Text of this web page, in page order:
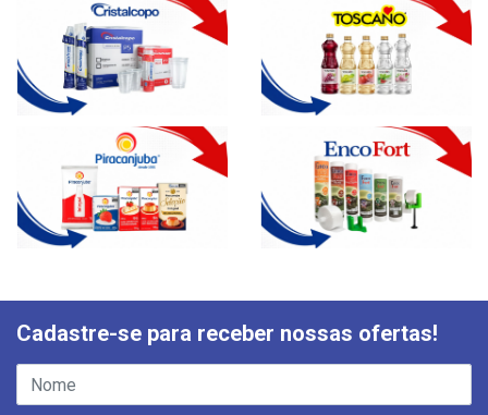
Cadastre-se para receber nossas ofertas!